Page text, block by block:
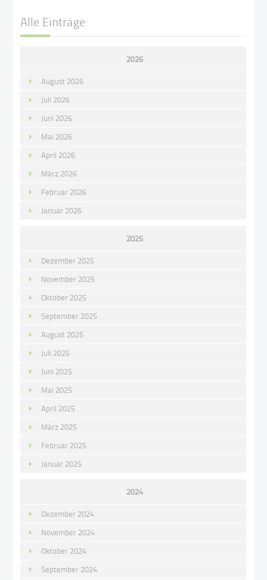
Alle Einträge
2026
August 2026
Juli 2026
Juni 2026
Mai 2026
April 2026
März 2026
Februar 2026
Januar 2026
2025
Dezember 2025
November 2025
Oktober 2025
September 2025
August 2025
Juli 2025
Juni 2025
Mai 2025
April 2025
März 2025
Februar 2025
Januar 2025
2024
Dezember 2024
November 2024
Oktober 2024
September 2024